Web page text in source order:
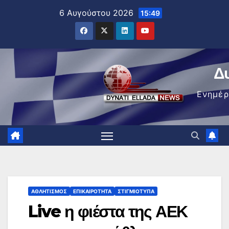
6 Αυγούστου 2026 15:49
ΑΘΛΗΤΙΣΜΌΣ ΕΠΙΚΑΙΡΌΤΗΤΑ ΣΤΙΓΜΙΌΤΥΠΑ
Live η φιέστα της ΑΕΚ